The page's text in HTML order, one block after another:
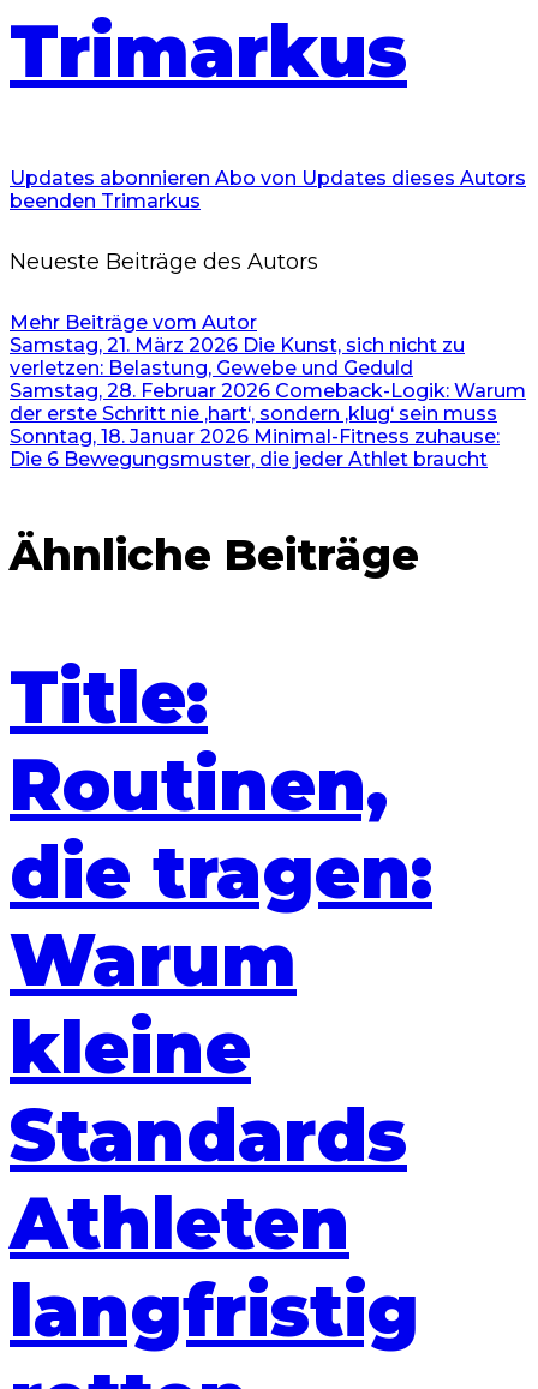
Trimarkus
Updates abonnieren Abo von Updates dieses Autors
beenden Trimarkus
Neueste Beiträge des Autors
Mehr Beiträge vom Autor
Samstag, 21. März 2026 Die Kunst, sich nicht zu
verletzen: Belastung, Gewebe und Geduld
Samstag, 28. Februar 2026 Comeback-Logik: Warum
der erste Schritt nie ‚hart‘, sondern ‚klug‘ sein muss
Sonntag, 18. Januar 2026 Minimal-Fitness zuhause:
Die 6 Bewegungsmuster, die jeder Athlet braucht
Ähnliche Beiträge
Title:
Routinen,
die tragen:
Warum
kleine
Standards
Athleten
langfristig